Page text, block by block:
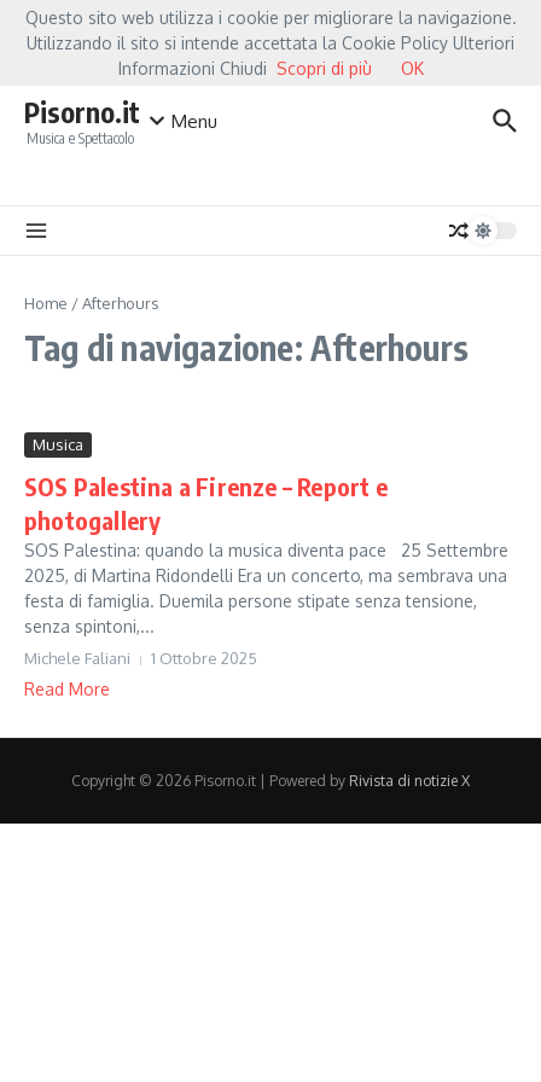
Salta al contenuto
Hot NewsFiorella Mannoia, a Capannori nasce “Anime Salve”: la data zero è
Pisorno.it
Musica e Spettacolo
Menu
Home /Afterhours
Tag di navigazione: Afterhours
Musica
SOS Palestina a Firenze – Report e
photogallery
SOS Palestina: quando la musica diventa pace 25 Settembre
2025, di Martina Ridondelli Era un concerto, ma sembrava una
festa di famiglia. Duemila persone stipate senza tensione,
senza spintoni,...
Michele Faliani 1 Ottobre 2025
Read More
Copyright © 2026 Pisorno.it | Powered by Rivista di notizie X
Questo sito web utilizza i cookie per migliorare la navigazione.
Utilizzando il sito si intende accettata la Cookie Policy Ulteriori
Informazioni Chiudi Scopri di più OK